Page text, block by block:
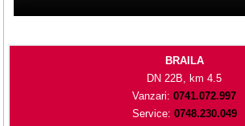
BRAILA
DN 22B, km 4.5
Vanzari:0741.072.997
Service: 0748.230.049